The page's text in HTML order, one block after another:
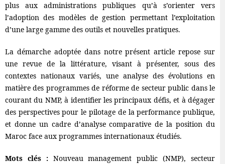
plus aux administrations publiques qu’à s’orienter vers
l’adoption des modèles de gestion permettant l’exploitation
d’une large gamme des outils et nouvelles pratiques.
La démarche adoptée dans notre présent article repose sur
une revue de la littérature, visant à présenter, sous des
contextes nationaux variés, une analyse des évolutions en
matière des programmes de réforme de secteur public dans le
courant du NMP, à identifier les principaux défis, et à dégager
des perspectives pour le pilotage de la performance publique,
et donne un cadre d’analyse comparative de la position du
Maroc face aux programmes internationaux étudiés.
Mots clés : Nouveau management public (NMP), secteur